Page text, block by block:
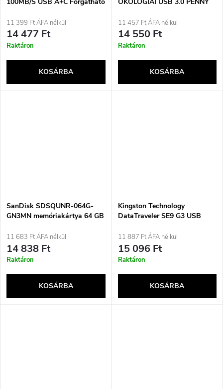
(PE64GR550DSAD) Fekete
11 399 Ft ÁFA nélkül
14 477 Ft
Raktáron
KOSÁRBA
11 457 Ft ÁFA nélkül
14 550 Ft
Raktáron
KOSÁRBA
SanDisk SDSQUNR-064G-
GN3MN memóriakártya 64 GB
11 683 Ft ÁFA nélkül
14 838 Ft
Raktáron
KOSÁRBA
Kingston Technology
DataTraveler SE9 G3 USB
Type-A 3.2 Gen 1 (3.1 Gen 1)
Arany
11 887 Ft ÁFA nélkül
15 096 Ft
Raktáron
KOSÁRBA